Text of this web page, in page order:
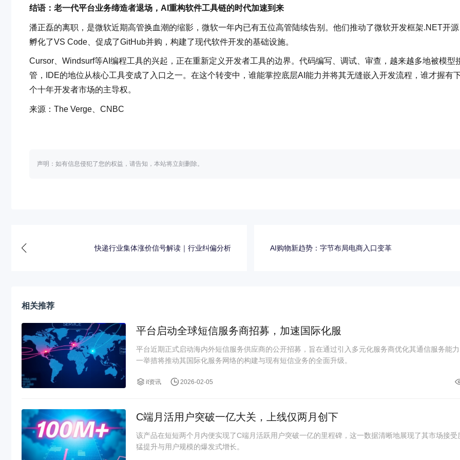
结语：老一代平台业务缔造者退场，AI重构软件工具链的时代加速到来
潘正磊的离职，是微软近期高管换血潮的缩影，微软一年内已有五位高管陆续告别。他们推动了微软开发框架.NET开源
孵化了VS Code、促成了GitHub并购，构建了现代软件开发的基础设施。
Cursor、Windsurf等AI编程工具的兴起，正在重新定义开发者工具的边界。代码编写、调试、审查，越来越多地被模型
管，IDE的地位从核心工具变成了入口之一。在这个转变中，谁能掌控底层AI能力并将其无缝嵌入开发流程，谁才握有
个十年开发者市场的主导权。
来源：The Verge、CNBC
声明：如有信息侵犯了您的权益，请告知，本站将立刻删除。
快递行业集体涨价信号解读｜行业纠偏分析 AI购物新趋势：字节布局电商入口变革
相关推荐
平台启动全球短信服务商招募，加速国际化服
平台近期正式启动海内外短信服务供应商的公开招募，旨在通过引入多元化服务商优化其通信服务能
一举措将推动其国际化服务网络的构建与现有短信业务的全面升级。
it资讯 2026-02-05
C端月活用户突破一亿大关，上线仅两月创下
该产品在短短两个月内便实现了C端月活跃用户突破一亿的里程碑，这一数据清晰地展现了其市场接受
猛提升与用户规模的爆发式增长。